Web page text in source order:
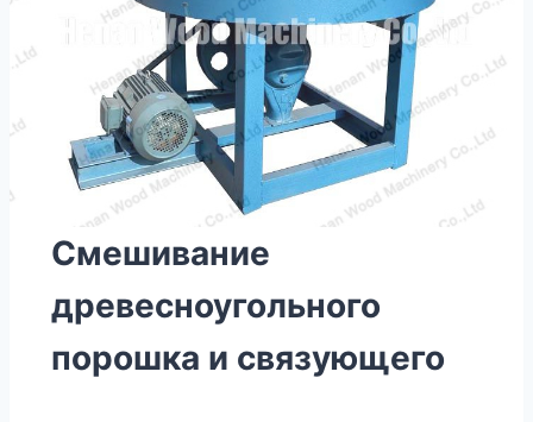
Смешивание
древесноугольного
порошка и связующего